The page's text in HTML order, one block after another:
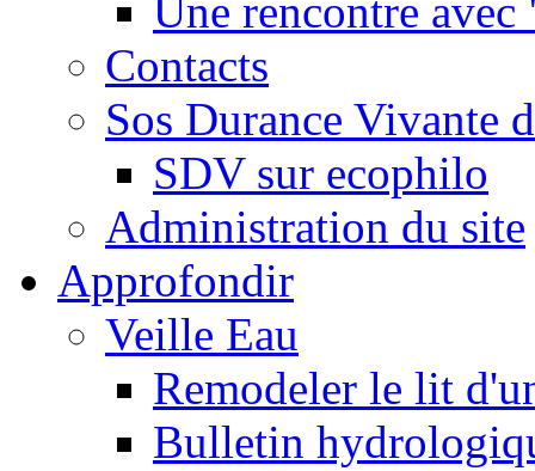
Une rencontre
Contacts
Sos Durance Vivante
SDV sur ecophilo
Administration du site
Approfondir
Veille Eau
Remodeler le lit
Bulletin